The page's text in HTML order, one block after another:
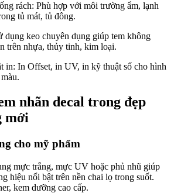
rách: Phù hợp với môi trường ẩm, lạnh
tủ mát, tủ đông.
dụng keo chuyên dụng giúp tem không
trên nhựa, thủy tinh, kim loại.
in: In Offset, in UV, in kỹ thuật số cho hình
nhãn decal trong đẹp
mới
cho mỹ phẩm
mực trắng, mực UV hoặc phủ nhũ giúp
hiệu nổi bật trên nền chai lọ trong suốt.
kem dưỡng cao cấp.